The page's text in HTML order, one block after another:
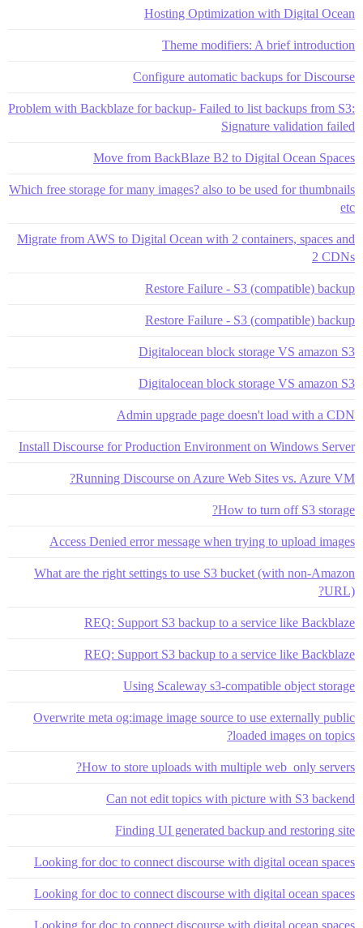
Hosting Optimization with Digital Ocean
Theme modifiers: A brief introduction
Configure automatic backups for Discourse
Problem with Backblaze for backup- Failed to list backups from S3:
Signature validation failed
Move from BackBlaze B2 to Digital Ocean Spaces
Which free storage for many images? also to be used for thumbnails
etc
Migrate from AWS to Digital Ocean with 2 containers, spaces and
2 CDNs
Restore Failure - S3 (compatible) backup
Restore Failure - S3 (compatible) backup
Digitalocean block storage VS amazon S3
Digitalocean block storage VS amazon S3
Admin upgrade page doesn't load with a CDN
Install Discourse for Production Environment on Windows Server
Running Discourse on Azure Web Sites vs. Azure VM?
How to turn off S3 storage?
Access Denied error message when trying to upload images
What are the right settings to use S3 bucket (with non-Amazon
URL)?
REQ: Support S3 backup to a service like Backblaze
REQ: Support S3 backup to a service like Backblaze
Using Scaleway s3-compatible object storage
Overwrite meta og:image image source to use externally public
loaded images on topics?
How to store uploads with multiple web_only servers?
Can not edit topics with picture with S3 backend
Finding UI generated backup and restoring site
Looking for doc to connect discourse with digital ocean spaces
Looking for doc to connect discourse with digital ocean spaces